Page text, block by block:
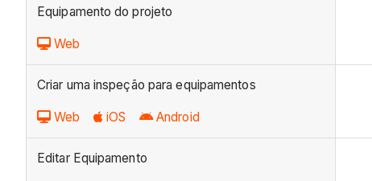
Equipamento do projeto
Web
Criar uma inspeção para equipamentos
Web iOS Android
Editar Equipamento